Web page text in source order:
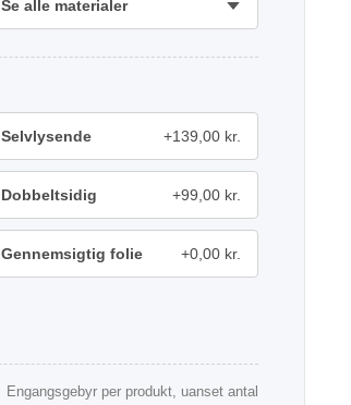
Se alle materialer
Selvlysende +139,00 kr.
Dobbeltsidig +99,00 kr.
Gennemsigtig folie +0,00 kr.
Engangsgebyr per produkt, uanset antal